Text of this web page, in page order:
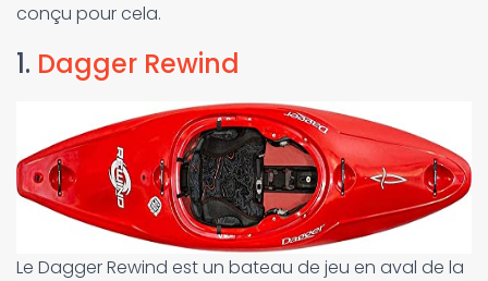
conçu pour cela.
1. Dagger Rewind
Le Dagger Rewind est un bateau de jeu en aval de la